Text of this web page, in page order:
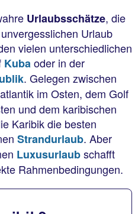
Urlaubsschätze, die
Urlaub
vielen unterschiedlichen
Kubaoder in der
. Gelegen zwischen
im Osten, dem Golf
und dem karibischen
Karibik die besten
Strandurlaub. Aber
Luxusurlaubschafft
Rahmenbedingungen.